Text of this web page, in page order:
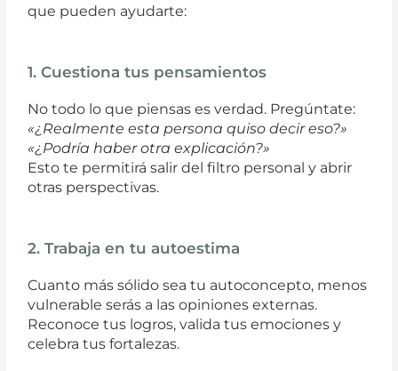
que pueden ayudarte:
1. Cuestiona tus pensamientos
No todo lo que piensas es verdad. Pregúntate:
«¿Realmente esta persona quiso decir eso?»
«¿Podría haber otra explicación?»
Esto te permitirá salir del filtro personal y abrir
otras perspectivas.
2. Trabaja en tu autoestima
Cuanto más sólido sea tu autoconcepto, menos
vulnerable serás a las opiniones externas.
Reconoce tus logros, valida tus emociones y
celebra tus fortalezas.